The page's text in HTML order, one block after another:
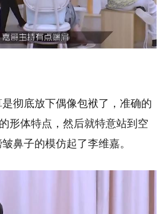
彻底放下偶像包袱了，准确的
形体特点，然后就特意站到空
鼻子的模仿起了李维嘉。